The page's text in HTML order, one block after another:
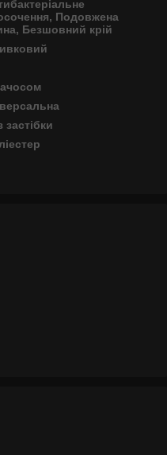
Подовжена
Безшовний крій
застібки